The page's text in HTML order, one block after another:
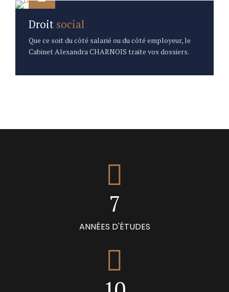
Droit social
Que ce soit du côté salarié ou du côté employeur, le
Cabinet Alexandra CHARNOIS traite vos dossiers.
1
2
4
6
7
8
9
0
ANNÉES D'ÉTUDES
0
0
1
2
4
5
6
7
8
9